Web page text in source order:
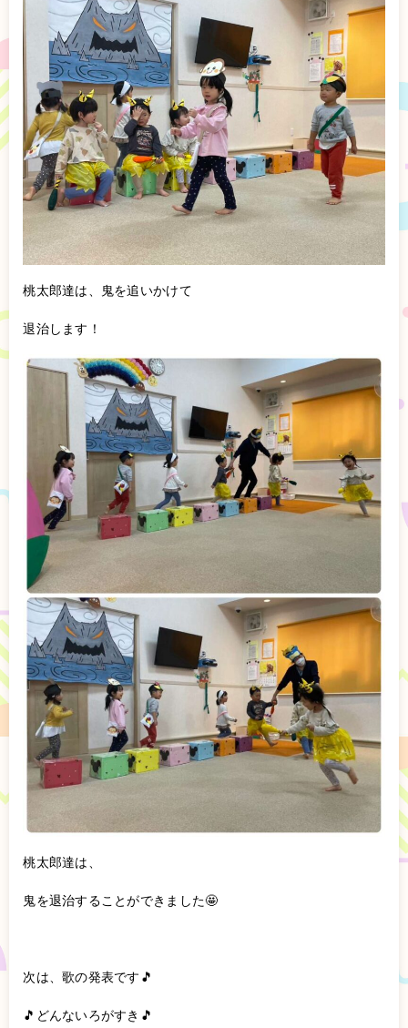
桃太郎達は、鬼を追いかけて
退治します！
桃太郎達は、
鬼を退治することができました🤩
次は、歌の発表です🎵
🎵どんないろがすき🎵